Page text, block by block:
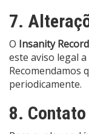
7.
O Insanity
este aviso legal
Recomendamos
periodicamente.
8. Contato